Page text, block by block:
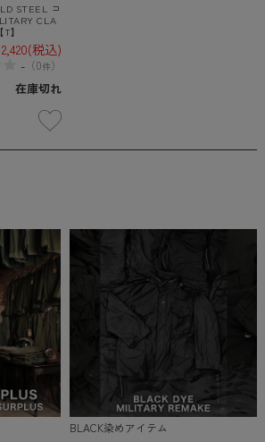
STEEL コ
CLA
】
(税込)
-（0件）
在庫切れ
BLACK染めアイテム